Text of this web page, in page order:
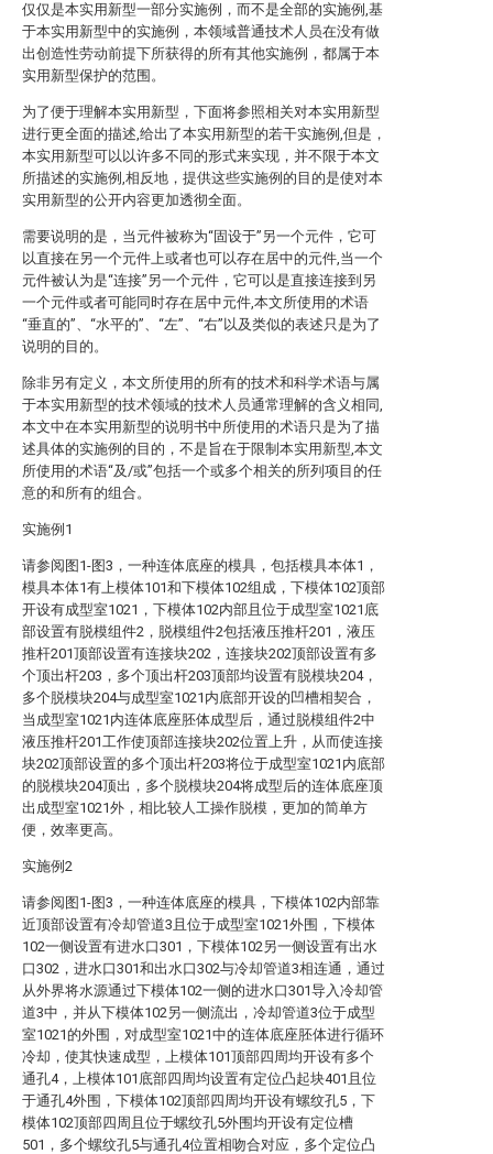
仅仅是本实用新型一部分实施例，而不是全部的实施例,基
于本实用新型中的实施例，本领域普通技术人员在没有做
出创造性劳动前提下所获得的所有其他实施例，都属于本
实用新型保护的范围。
为了便于理解本实用新型，下面将参照相关对本实用新型
进行更全面的描述,给出了本实用新型的若干实施例,但是，
本实用新型可以以许多不同的形式来实现，并不限于本文
所描述的实施例,相反地，提供这些实施例的目的是使对本
实用新型的公开内容更加透彻全面。
需要说明的是，当元件被称为“固设于”另一个元件，它可
以直接在另一个元件上或者也可以存在居中的元件,当一个
元件被认为是“连接”另一个元件，它可以是直接连接到另
一个元件或者可能同时存在居中元件,本文所使用的术语
“垂直的”、“水平的”、“左”、“右”以及类似的表述只是为了
说明的目的。
除非另有定义，本文所使用的所有的技术和科学术语与属
于本实用新型的技术领域的技术人员通常理解的含义相同,
本文中在本实用新型的说明书中所使用的术语只是为了描
述具体的实施例的目的，不是旨在于限制本实用新型,本文
所使用的术语“及/或”包括一个或多个相关的所列项目的任
意的和所有的组合。
实施例1
请参阅图1-图3，一种连体底座的模具，包括模具本体1，
模具本体1有上模体101和下模体102组成，下模体102顶部
开设有成型室1021，下模体102内部且位于成型室1021底
部设置有脱模组件2，脱模组件2包括液压推杆201，液压
推杆201顶部设置有连接块202，连接块202顶部设置有多
个顶出杆203，多个顶出杆203顶部均设置有脱模块204，
多个脱模块204与成型室1021内底部开设的凹槽相契合，
当成型室1021内连体底座胚体成型后，通过脱模组件2中
液压推杆201工作使顶部连接块202位置上升，从而使连接
块202顶部设置的多个顶出杆203将位于成型室1021内底部
的脱模块204顶出，多个脱模块204将成型后的连体底座顶
出成型室1021外，相比较人工操作脱模，更加的简单方
便，效率更高。
实施例2
请参阅图1-图3，一种连体底座的模具，下模体102内部靠
近顶部设置有冷却管道3且位于成型室1021外围，下模体
102一侧设置有进水口301，下模体102另一侧设置有出水
口302，进水口301和出水口302与冷却管道3相连通，通过
从外界将水源通过下模体102一侧的进水口301导入冷却管
道3中，并从下模体102另一侧流出，冷却管道3位于成型
室1021的外围，对成型室1021中的连体底座胚体进行循环
冷却，使其快速成型，上模体101顶部四周均开设有多个
通孔4，上模体101底部四周均设置有定位凸起块401且位
于通孔4外围，下模体102顶部四周均开设有螺纹孔5，下
模体102顶部四周且位于螺纹孔5外围均开设有定位槽
501，多个螺纹孔5与通孔4位置相吻合对应，多个定位凸